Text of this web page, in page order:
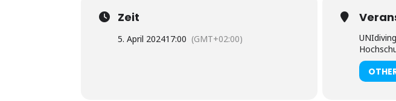
Zeit
5. April 202417:00 (GMT+02:00)
UNIdiving